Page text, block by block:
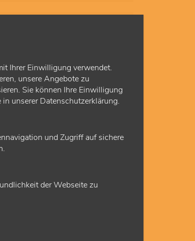
Ihrer Einwilligung verwendet.
unsere Angebote zu
Sie können Ihre Einwilligung
unserer Datenschutzerklärung.
und Zugriff auf sichere
der Webseite zu
auch über die
Abrechnung von
in hessischen
und -
sowie über
Vereinigung Hessen